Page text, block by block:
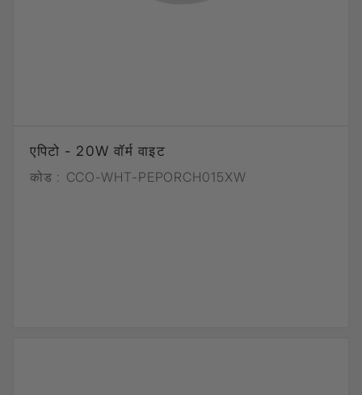
एपिटो - 20W वॉर्म वाइट
कोड : CCO-WHT-PEPORCH015XW